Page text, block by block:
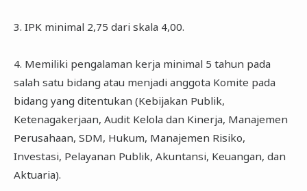
3. IPK minimal 2,75 dari skala 4,00.
4. Memiliki pengalaman kerja minimal 5 tahun pada
salah satu bidang atau menjadi anggota Komite pada
bidang yang ditentukan (Kebijakan Publik,
Ketenagakerjaan, Audit Kelola dan Kinerja, Manajemen
Perusahaan, SDM, Hukum, Manajemen Risiko,
Investasi, Pelayanan Publik, Akuntansi, Keuangan, dan
Aktuaria).